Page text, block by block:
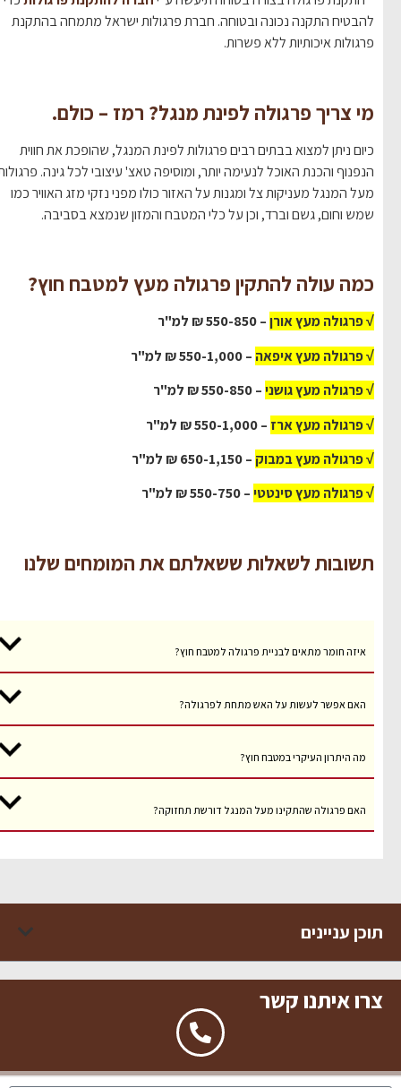
להבטיח התקנה נכונה ובטוחה. חברת פרגולות ישראל מתמחה בהתקנת
פרגולות איכותיות ללא פשרות.
מי צריך פרגולה לפינת מנגל? רמז – כולם.
כיום ניתן למצוא בבתים רבים פרגולות לפינת המנגל, שהופכת את חווית
הנפנוף והכנת האוכל לנעימה יותר, ומוסיפה טאצ' עיצובי לכל גינה. פרגולות
מעל המנגל מעניקות צל ומגנות על האזור כולו מפני נזקי מזג האוויר כמו
שמש וחום, גשם וברד, וכן על כלי המטבח והמזון שנמצא בסביבה.
כמה עולה להתקין פרגולה מעץ למטבח חוץ?
√ פרגולה מעץ אורן– 550-850 ₪ למ"ר
√ פרגולה מעץ איפאה– 550-1,000 ₪ למ"ר
√ פרגולה מעץ גושני– 550-850 ₪ למ"ר
√ פרגולה מעץ ארז– 550-1,000 ₪ למ"ר
√ פרגולה מעץ במבוק– 650-1,150 ₪ למ"ר
√ פרגולה מעץ סינטטי– 550-750 ₪ למ"ר
תשובות לשאלות ששאלתם את המומחים שלנו
איזה חומר מתאים לבניית פרגולה למטבח חוץ?
האם אפשר לעשות על האש מתחת לפרגולה?
מה היתרון העיקרי במטבח חוץ?
האם פרגולה שהתקינו מעל המנגל דורשת תחזוקה?
עניינים
איתנו קשר